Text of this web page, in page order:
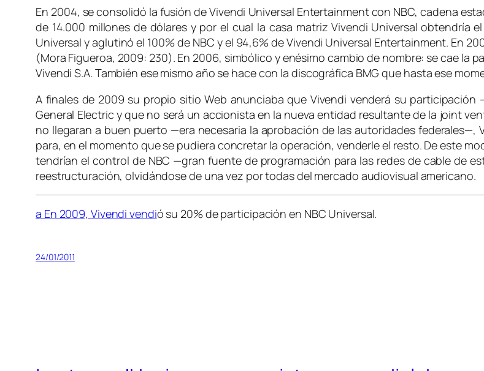
En 2004, se consolidó la fusión de Vivendi Universal Entertainment con NBC, cadena
de 14.000 millones de dólares y por el cual la casa matriz Vivendi Universal obtendría
Universal y aglutinó el 100% de NBC y el 94,6% de Vivendi Universal Entertainment. En
(Mora Figueroa, 2009: 230). En 2006, simbólico y enésimo cambio de nombre: se cae la
Vivendi S.A. También ese mismo año se hace con la discográfica BMG que hasta ese
A finales de 2009 su propio sitio Web anunciaba que Vivendi venderá su participación
General Electric y que no será un accionista en la nueva entidad resultante de la joint
no llegaran a buen puerto —era necesaria la aprobación de las autoridades federales—,
para, en el momento que se pudiera concretar la operación, venderle el resto. De este
tendrían el control de NBC —gran fuente de programación para las redes de cable de
reestructuración, olvidándose de una vez por todas del mercado audiovisual americano.
a En 2009, Vivendi vendió su 20% de participación en NBC Universal.
24/01/2011